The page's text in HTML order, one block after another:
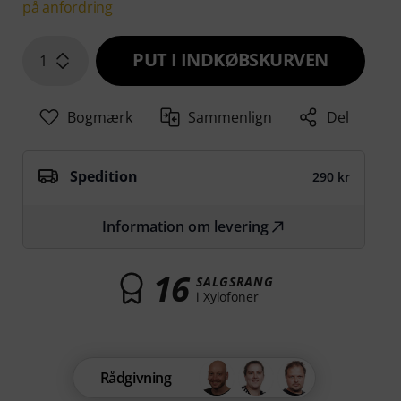
på anfordring
1 PUT I INDKØBSKURVEN
Bogmærk Sammenlign Del
Spedition 290 kr
Information om levering
16 SALGSRANG
i Xylofoner
Rådgivning